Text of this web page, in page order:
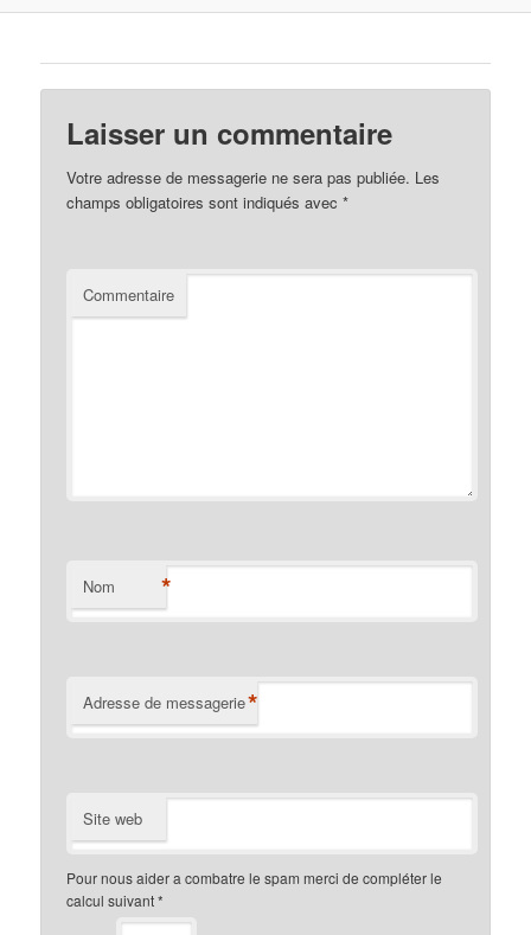
Laisser un commentaire
Votre adresse de messagerie ne sera pas publiée. Les
champs obligatoires sont indiqués avec*
Commentaire
Nom *
Adresse de messagerie*
Site web
Pour nous aider a combatre le spam merci de compléter le
calcul suivant*